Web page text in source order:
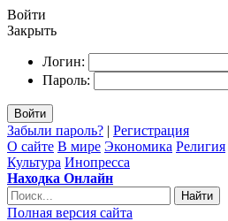
Войти
Закрыть
Логин:
Пароль:
Войти
Забыли пароль? | Регистрация
О сайте В мире Экономика Религия
Культура Инопресса
Находка Онлайн
Найти
Полная версия сайта